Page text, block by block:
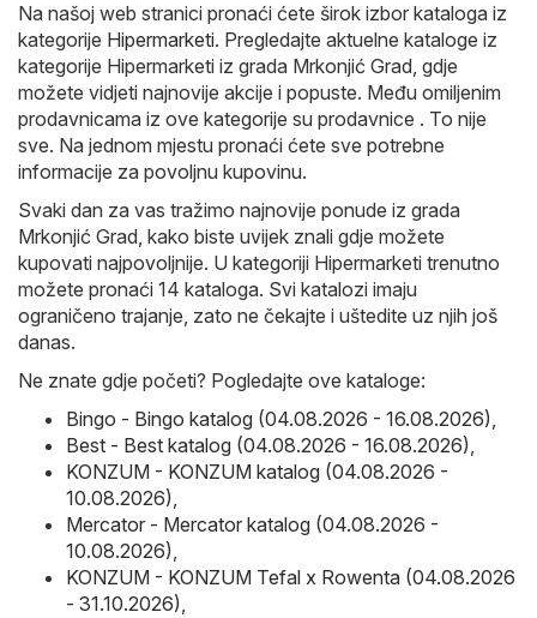
Na našoj web stranici pronaći ćete širok izbor kataloga iz
kategorije Hipermarketi. Pregledajte aktuelne kataloge iz
kategorije Hipermarketi iz grada Mrkonjić Grad, gdje
možete vidjeti najnovije akcije i popuste. Među omiljenim
prodavnicama iz ove kategorije su prodavnice . To nije
sve. Na jednom mjestu pronaći ćete sve potrebne
informacije za povoljnu kupovinu.
Svaki dan za vas tražimo najnovije ponude iz grada
Mrkonjić Grad, kako biste uvijek znali gdje možete
kupovati najpovoljnije. U kategoriji Hipermarketi trenutno
možete pronaći 14 kataloga. Svi katalozi imaju
ograničeno trajanje, zato ne čekajte i uštedite uz njih još
danas.
Ne znate gdje početi? Pogledajte ove kataloge:
Bingo - Bingo katalog (04.08.2026 - 16.08.2026),
Best - Best katalog (04.08.2026 - 16.08.2026),
KONZUM - KONZUM katalog (04.08.2026 -
10.08.2026),
Mercator - Mercator katalog (04.08.2026 -
10.08.2026),
KONZUM - KONZUM Tefal x Rowenta (04.08.2026
- 31.10.2026),